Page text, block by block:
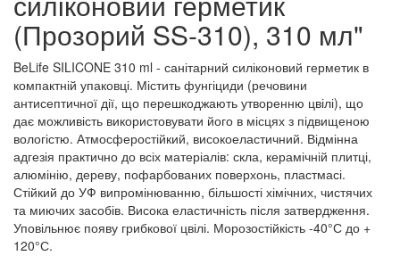
(Прозорий SS-310), 310 мл"
BeLife SILICONE 310 ml - санітарний силіконовий герметик в
компактній упаковці. Містить фунгіциди (речовини
антисептичної дії, що перешкоджають утворенню цвілі), що
дає можливість використовувати його в місцях з підвищеною
вологістю. Атмосферостійкий, високоеластичний. Відмінна
адгезія практично до всіх матеріалів: скла, керамічній плитці,
алюмінію, дереву, пофарбованих поверхонь, пластмасі.
Стійкий до УФ випромінюванню, більшості хімічних, чистячих
та миючих засобів. Висока еластичність після затвердження.
Уповільнює появу грибкової цвілі. Морозостійкість -40°С до +
120°С.